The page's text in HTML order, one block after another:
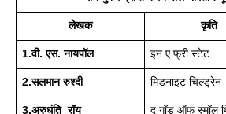
लेखक कृति
1.वी. एस. नायपॉल इन ए फ्री स्टेट
2.सलमान रुश्दी मिडनाइट चिल्ड्रेन
3.अरुधंति  रॉय द गॉड ऑफ स्मॉल